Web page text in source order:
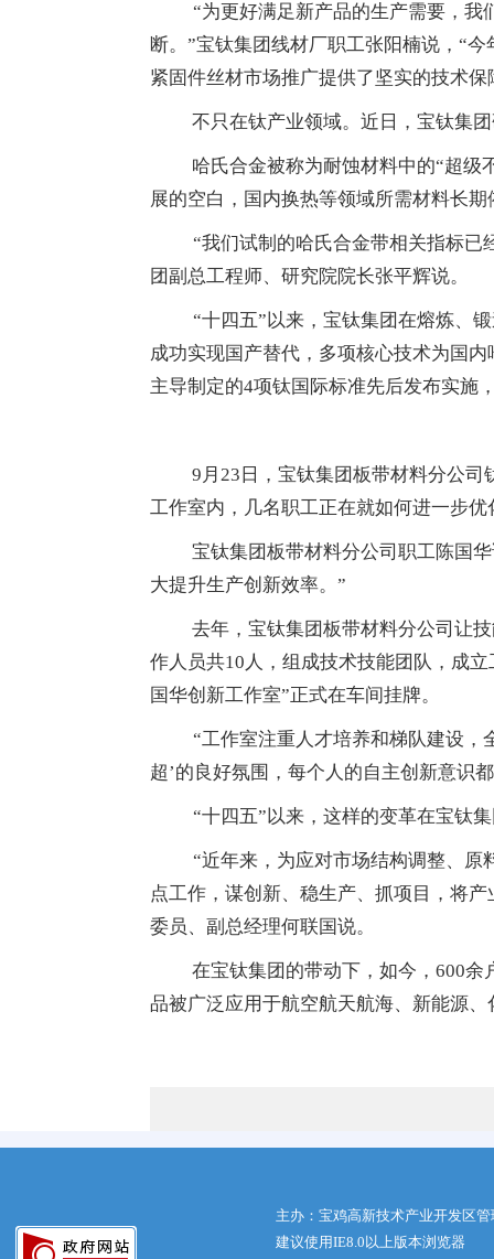
“为更好满足新产品的生产需要，
断。”宝钛集团线材厂职工张阳楠说，“
紧固件丝材市场推广提供了坚实的技术保
不只在钛产业领域。近日，宝钛集
哈氏合金被称为耐蚀材料中的“超级
展的空白，国内换热等领域所需材料长期
“我们试制的哈氏合金带相关指标已
团副总工程师、研究院院长张平辉说。
“十四五”以来，宝钛集团在熔炼、
成功实现国产替代，多项核心技术为国
主导制定的4项钛国际标准先后发布实施
9月23日，宝钛集团板带材料分公
工作室内，几名职工正在就如何进一步
宝钛集团板带材料分公司职工陈国
大提升生产创新效率。”
去年，宝钛集团板带材料分公司让
作人员共10人，组成技术技能团队，成
国华创新工作室”正式在车间挂牌。
“工作室注重人才培养和梯队建设，
超’的良好氛围，每个人的自主创新意识
“十四五”以来，这样的变革在宝钛
“近年来，为应对市场结构调整、
点工作，谋创新、稳生产、抓项目，将
委员、副总经理何联国说。
在宝钛集团的带动下，如今，600
品被广泛应用于航空航天航海、新能源
主办：宝鸡高新技术产业开发区
建议使用IE8.0以上版本浏览器